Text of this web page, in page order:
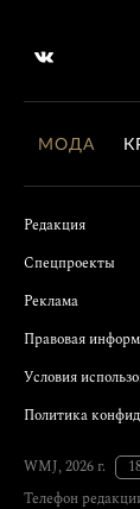
МОДА
Редакция
Спецпроекты
Реклама
Правовая
Условия
Политика
WMJ, 2026 г.
Телефон